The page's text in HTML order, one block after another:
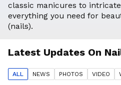
classic manicures to
everything you need for
(nails).
Latest Updates On
ALL NEWS PHOTOS VIDEO